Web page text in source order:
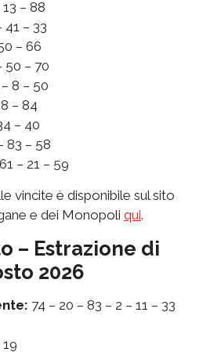
– 88
41 – 33
– 66
50 – 70
8 – 50
– 84
– 40
83 – 58
– 21 – 59
vincite è disponibile sul sito
e dei Monopoli qui.
– Estrazione di
2026
74 – 20 – 83 – 2 – 11 – 33
19